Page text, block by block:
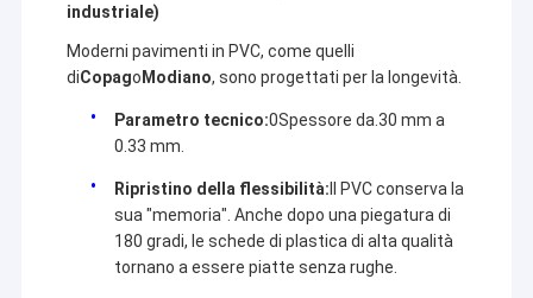
industriale)
Moderni pavimenti in PVC, come quelli
diCopagoModiano, sono progettati per la longevità.
Parametro tecnico:0Spessore da.30 mm a
0.33 mm.
Ripristino della flessibilità:Il PVC conserva la
sua "memoria". Anche dopo una piegatura di
180 gradi, le schede di plastica di alta qualità
tornano a essere piatte senza rughe.